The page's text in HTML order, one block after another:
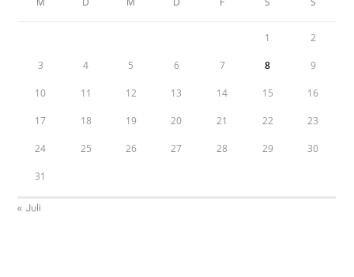
1 2
3 4 5 6 7 8 9
10 11 12 13 14 15 16
17 18 19 20 21 22 23
24 25 26 27 28 29 30
31
« Juli